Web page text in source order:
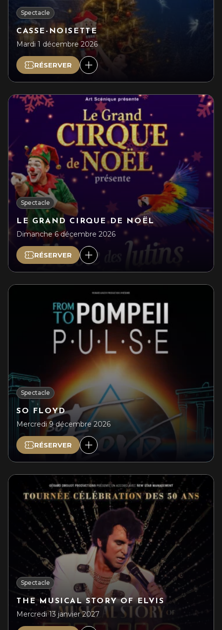
Spectacle
CASSE-NOISETTE
Mardi 1 décembre 2026
RÉSERVER
Spectacle
LE GRAND CIRQUE DE NOËL
Dimanche 6 décembre 2026
RÉSERVER
Spectacle
SO FLOYD
Mercredi 9 décembre 2026
RÉSERVER
Spectacle
THE MUSICAL STORY OF ELVIS
Mercredi 13 janvier 2027